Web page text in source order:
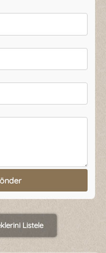
Listele